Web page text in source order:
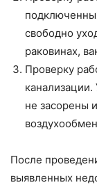
свободно
раковинах,
Проверку
не засорены
После
выявленных